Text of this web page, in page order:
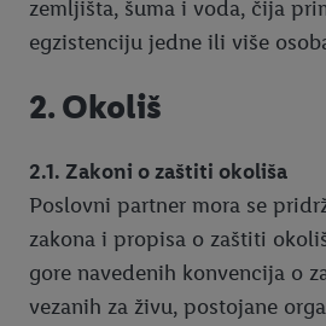
zemljišta, šuma i voda, čija
egzistenciju jedne ili više
2. Okoliš
2.1. Zakoni o zaštiti okoliša
Poslovni partner mora se
zakona i propisa o zaštiti
gore navedenih konvencija o
vezanih za živu, postojane